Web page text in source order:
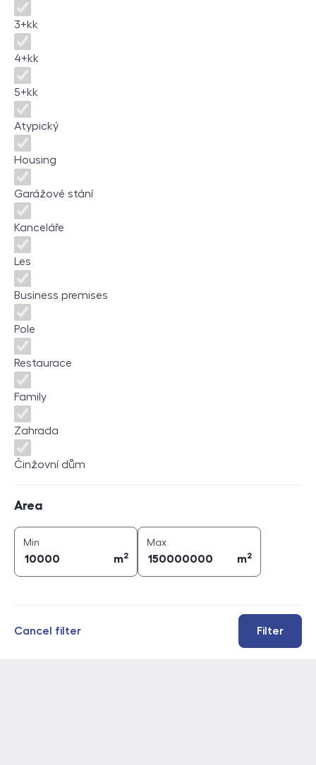
3+kk
4+kk
5+kk
Atypický
Housing
Garážové stání
Kanceláře
Les
Business premises
Pole
Restaurace
Family
Zahrada
Činžovní dům
Area
Min
m2
Maxarea (
m2
Filter
Cancel filter